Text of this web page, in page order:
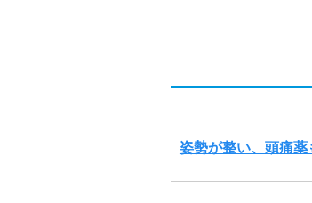
姿勢が整い、頭痛薬